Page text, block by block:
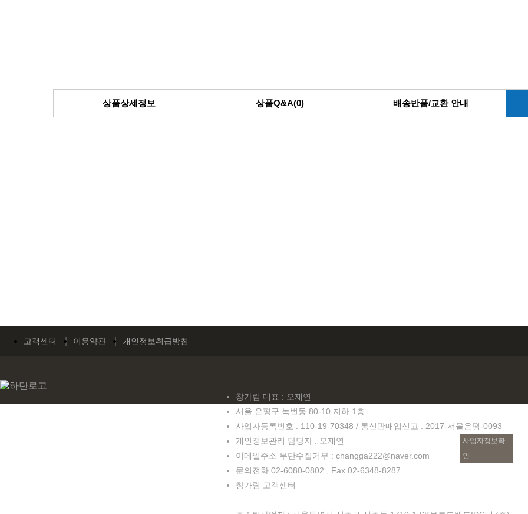
상품상세정보 상품Q&A(0) 배송반품/교환 안내
고객센터 이용약관 개인정보취급방침
창가림 대표 : 오재연
서울 은평구 녹번동 80-10 지하 1층
사업자등록번호 : 110-19-70348 / 통신판매업신고 : 2017-서울은평-0093
사업자정보확
인
개인정보관리 담당자 : 오재연
이메일주소 무단수집거부 : changga222@naver.com
문의전화 02-6080-0802 , Fax 02-6348-8287
창가림 고객센터